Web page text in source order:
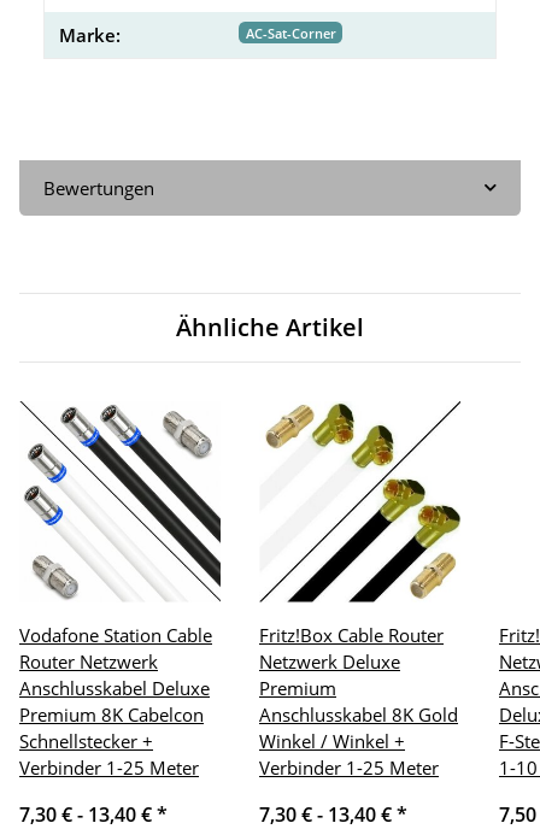
Marke: AC-Sat-Corner
Bewertungen
Ähnliche Artikel
Vodafone Station Cable
Router Netzwerk
Anschlusskabel Deluxe
Premium 8K Cabelcon
Schnellstecker +
Verbinder 1-25 Meter
7,30 € - 13,40 €*
Fritz!Box Cable Router
Netzwerk Deluxe
Premium
Anschlusskabel 8K Gold
Winkel / Winkel +
Verbinder 1-25 Meter
7,30 € - 13,40 €*
F-
1-